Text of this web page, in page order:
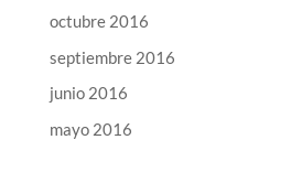
octubre 2016
septiembre 2016
junio 2016
mayo 2016